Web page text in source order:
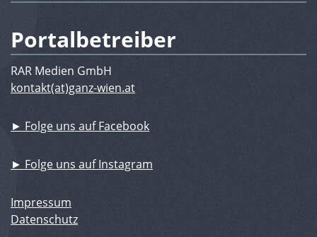
Portalbetreiber
RAR Medien GmbH
kontakt(at)ganz-wien.at
► Folge uns auf Facebook
► Folge uns auf Instagram
Impressum
Datenschutz